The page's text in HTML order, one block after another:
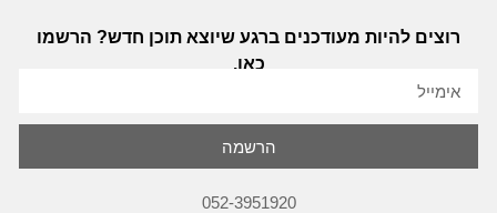
רוצים להיות מעודכנים ברגע שיוצא תוכן חדש? הרשמו
כאן.
הרשמה
052-3951920